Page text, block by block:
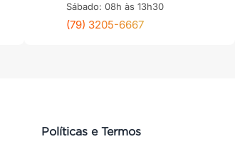
Sábado: 08h às 13h30
(79) 3205-6667
Políticas e Termos